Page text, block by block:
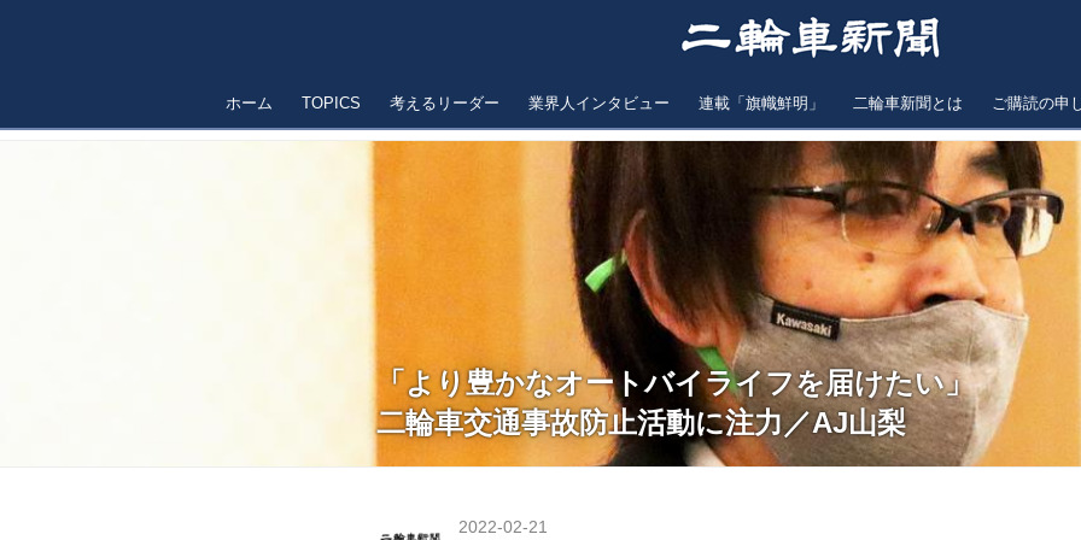
ホーム TOPICS 考えるリーダー 業界人インタビュー 連載「旗幟鮮明」 二輪車新聞とは ご購読の申
「より豊かなオートバイライフを届けたい」
二輪車交通事故防止活動に注力／AJ山梨
2022-02-21